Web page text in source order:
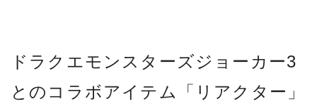
ドラクエモンスターズジョーカー3
とのコラボアイテム「リアクター」